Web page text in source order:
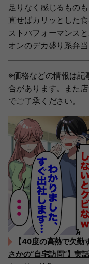
足りなく感じるもの
直せばカリッとした
ストパフォーマンス
オンのデカ盛り系弁
※価格などの情報は記
合があります。また
でご了承ください。
【40度の高熱で欠
さかの“自宅訪問”】実